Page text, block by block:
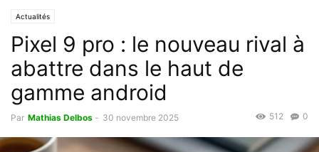
Actualités
Pixel 9 pro : le nouveau rival à
abattre dans le haut de
gamme android
Par Mathias Delbos - 30 novembre 2025 0
512